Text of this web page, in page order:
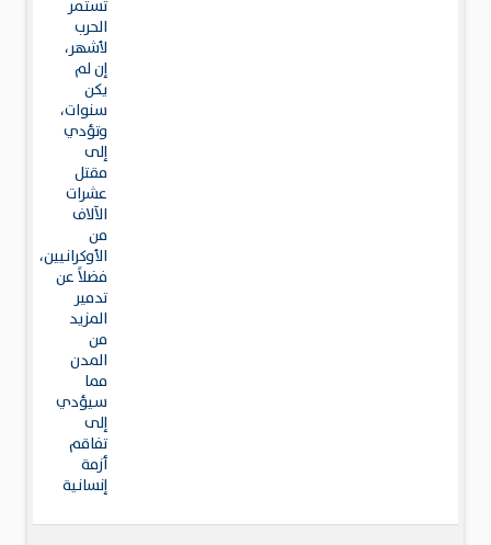
تستمر
الحرب
لأشهر،
إن لم
يكن
سنوات،
وتؤدي
إلى
مقتل
عشرات
الآلاف
من
الأوكرانيين،
فضلاً عن
تدمير
المزيد
من
المدن
مما
سيؤدي
إلى
تفاقم
أزمة
إنسانية